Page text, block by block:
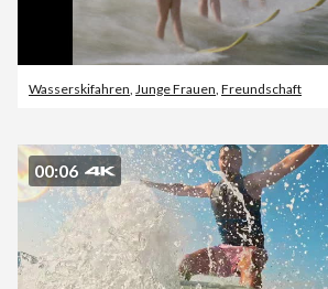
Wasserskifahren Junge Frauen Freundschaft
00:06